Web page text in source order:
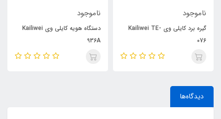
ناموجود
گیره برد کایلی وی Kailiwei TE-
076
ناموجود
دستگاه هویه کایلی وی Kailiwei
936A
دیدگاه‌ها